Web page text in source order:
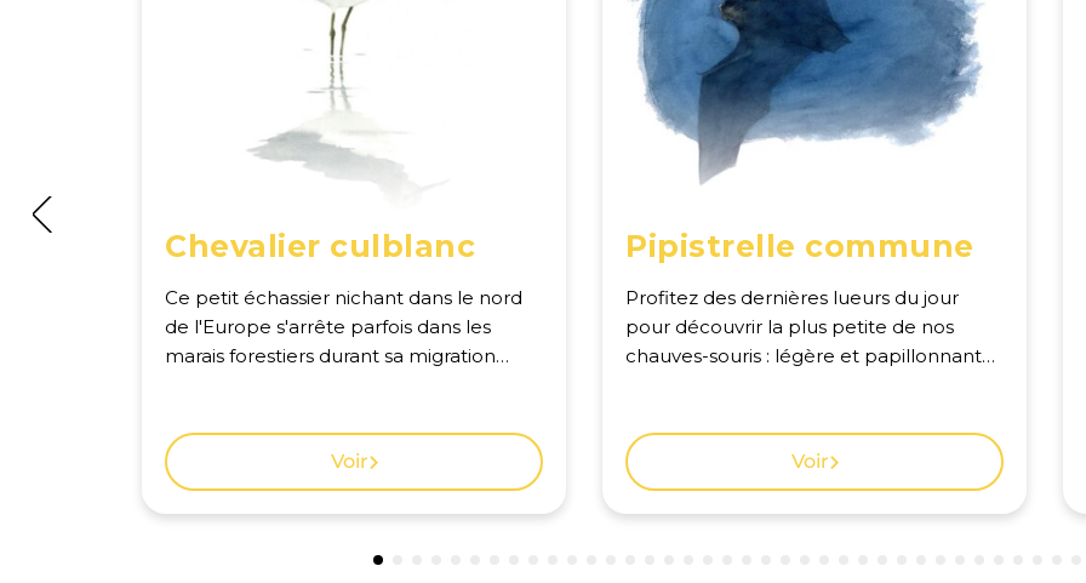
Chevalier culblanc
Ce petit échassier nichant dans le nord
de l'Europe s'arrête parfois dans les
marais forestiers durant sa migration
Voir
Pipistrelle commune
Profitez des dernières lueurs du jour
pour découvrir la plus petite de nos
chauves-souris : légère et papillonnante,
insectes dans les clairières. Voir la carte
des observations à Genève.
Voir